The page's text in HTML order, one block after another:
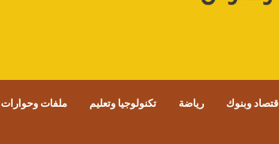
اقتصاد وبنوك رياضة تكنولوجيا وتعليم ملفات وحوارات